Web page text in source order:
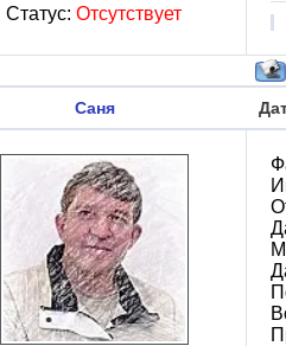
Статус: Отсутствует
Саня